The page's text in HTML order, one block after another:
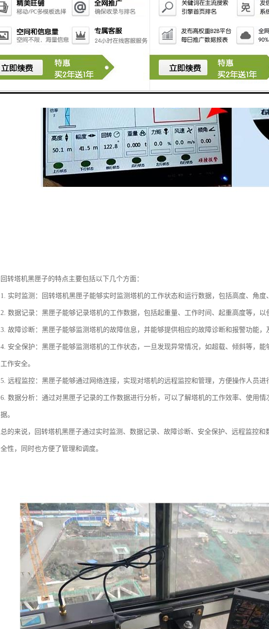
回转塔机黑匣子的特点主要包括以下几个方面：
1. 实时监测：回转塔机黑匣子能够实时监测塔机的工作状态和运行数据，包括高度、角度
2. 数据记录：黑匣子能够记录塔机的工作数据，包括起重量、工作时间、起重高度等，以
3. 故障诊断：黑匣子能够监测塔机的故障信息，并能够提供相应的故障诊断和报警功能，
4. 安全保护：黑匣子能够监测塔机的工作状态，一旦发现异常情况，如超载、倾斜等，
工作安全。
5. 远程监控：黑匣子能够通过网络连接，实现对塔机的远程监控和管理，方便操作人员进
6. 数据分析：通过对黑匣子记录的工作数据进行分析，可以了解塔机的工作效率、使用
据。
总的来说，回转塔机黑匣子通过实时监测、数据记录、故障诊断、安全保护、远程监控
全性，同时也方便了管理和调度。